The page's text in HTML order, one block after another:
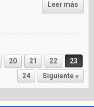
Leer más
20 21 22
23
24
Siguiente »